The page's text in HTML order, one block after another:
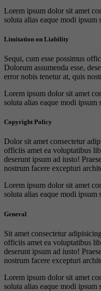
Lorem ipsum dolor sit amet
soluta alias eaque modi
Limitation on Liability
Sequi, cum esse possimus
Dolorum assumenda esse,
error nobis tenetur at, quis
Lorem ipsum dolor sit amet
soluta alias eaque modi
Copyright Policy
Dolor sit amet consectetur
officiis amet ea voluptatibus
deserunt ipsum ad iusto!
nostrum facere excepturi
Lorem ipsum dolor sit amet
soluta alias eaque modi
General
Sit amet consectetur
officiis amet ea voluptatibus
deserunt ipsum ad iusto!
nostrum facere excepturi
Lorem ipsum dolor sit amet
soluta alias eaque modi